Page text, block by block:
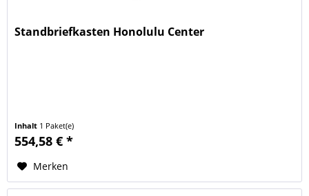
Standbriefkasten Honolulu Center
Inhalt 1 Paket(e)
554,58 € *
Merken